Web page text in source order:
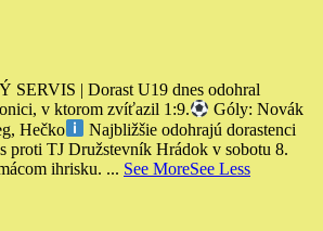
| Dorast U19 dnes odohral
v ktorom zvíťazil 1:9.
Góly: Novák
Hečko
Najbližšie odohrajú dorastenci
proti TJ Družstevník Hrádok v sobotu 8.
ihrisku. ... See MoreSee Less